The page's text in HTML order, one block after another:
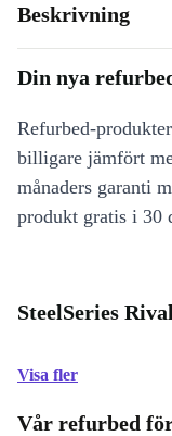
Beskrivning
Din nya
Refurbed-
billigare jämfört
månaders garanti
produkt gratis i 30
SteelSeries
Visa fler
Vår refurbed